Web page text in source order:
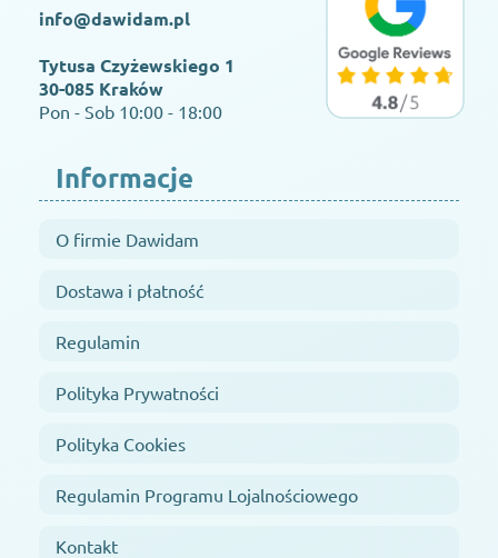
info@dawidam.pl
Tytusa Czyżewskiego 1
30-085 Kraków
Pon - Sob 10:00 - 18:00
Informacje
O firmie Dawidam
Dostawa i płatność
Regulamin
Polityka Prywatności
Polityka Cookies
Regulamin Programu Lojalnościowego
Kontakt